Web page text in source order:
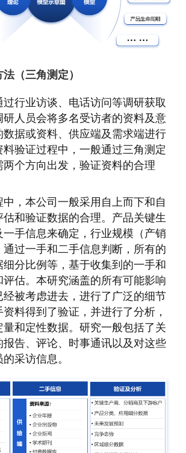
（三角测定）
行业访谈、电话访问等调研获取
人员会将多名受访者的资料及意
数据或资料、供应端及需求端进行
验证过程中，一般通过三角测定
两个方向出发，验证资料的合理
，本公司一般采用自上而下和自
和验证数据的合理。产品关键生
一手信息来确定，行业规模（产销
过一手和二手信息判断，所有的
分比例等，基于收集到的一手和
评估。本研究涵盖的所有可能影响
被考虑进去，进行了广泛的细节
料得到了验证，并进行了分析，
量和定性数据。研究一般包括了关
告、评论、时事通讯以及对这些
采访信息。